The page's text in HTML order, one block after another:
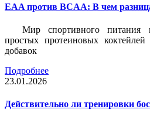
EAA против BCAA: В чем
Мир спортивного питания
простых протеиновых
добавок
Подробнее
23.01.2026
Действительно ли тренировки